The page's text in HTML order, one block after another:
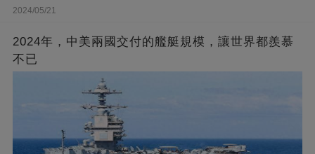
2024/05/21
2024年，中美兩國交付的艦艇規模，讓世界都羨慕
不已